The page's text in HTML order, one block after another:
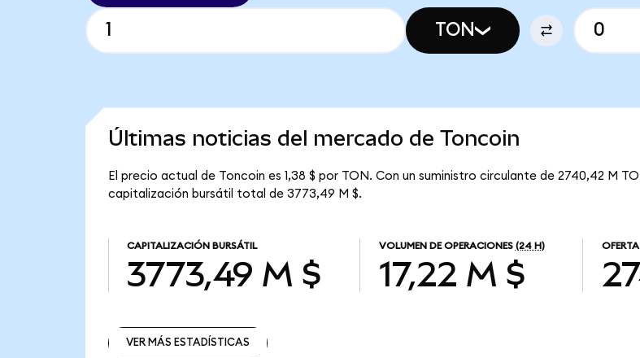
TON
Últimas noticias del mercado de Toncoin
El precio actual de Toncoin es 1,38 $ por TON. Con un suministro circulante de 2740,42 M
capitalización bursátil total de 3773,49 M $.
CAPITALIZACIÓN BURSÁTIL
3773,49 M $
VOLUMEN DE OPERACIONES (24 H)
17,22 M $
VER MÁS ESTADÍSTICAS